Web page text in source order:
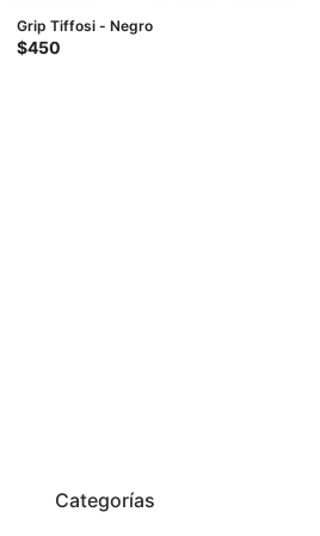
Grip Tiffosi - Negro
$450
Categorías